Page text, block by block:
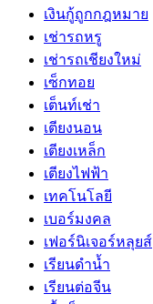
เงินกู้ถูกกฎหมาย
เช่ารถหรู
เช่ารถเชียงใหม่
เซ็กทอย
เต็นท์เช่า
เตียงนอน
เตียงเหล็ก
เตียงไฟฟ้า
เทคโนโลยี
เบอร์มงคล
เฟอร์นิเจอร์หลุยส์
เรียนดำน้ำ
เรียนต่อจีน